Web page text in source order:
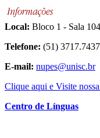
Local: Bloco 1 - Sala 104
Telefone: (51) 3717.7437
E-mail: nupes@unisc.br
Clique aqui e Visite
Centro de Línguas